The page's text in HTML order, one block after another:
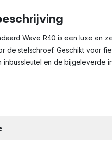
Wave R40 is een luxe en
de stelschroef. Geschikt voor
inbussleutel en de bijgeleverde